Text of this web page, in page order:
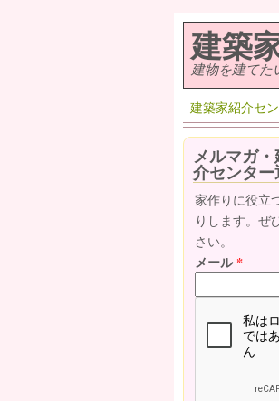
建築
建物を建てた
建築家紹介セ
メルマガ
介センタ
家作りに役立
りします。ぜ
さい。
メール*